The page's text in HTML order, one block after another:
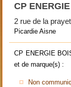
CP
2 rue de la
Picardie Aisne
CP ENERGIE
et de marque(s) :
Non